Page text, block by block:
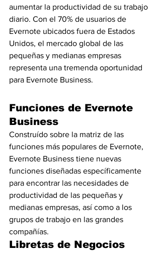
aumentar la productividad de su trabajo
diario. Con el 70% de usuarios de
Evernote ubicados fuera de Estados
Unidos, el mercado global de las
pequeñas y medianas empresas
representa una tremenda oportunidad
para Evernote Business.
Funciones de Evernote
Business
Construído sobre la matriz de las
funciones más populares de Evernote,
Evernote Business tiene nuevas
funciones diseñadas específicamente
para encontrar las necesidades de
productividad de las pequeñas y
medianas empresas, así como a los
grupos de trabajo en las grandes
compañías.
Libretas de Negocios